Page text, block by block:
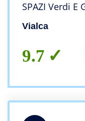
SPAZI Verdi E
Vialca
9.7